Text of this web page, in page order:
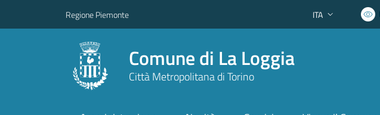
Regione Piemonte Lingua attiva:
ITA
Comune di La Loggia
Città Metropolitana di Torino